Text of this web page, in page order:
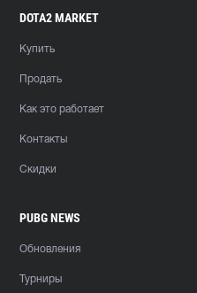
DOTA2 MARKET
Купить
Продать
Как это работает
Контакты
Скидки
PUBG NEWS
Обновления
Турниры